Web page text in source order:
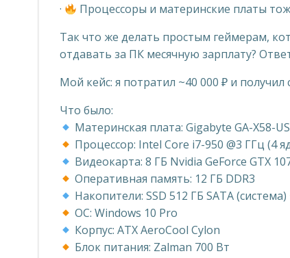
·
Процессоры и материнские платы
Так что же делать простым геймерам,
отдавать за ПК месячную зарплату?
Мой кейс: я потратил ~40 000 ₽ и получил
Что было:
Материнская плата: Gigabyte GA-X58-
Процессор: Intel Core i7-950 @3 ГГц (4
Видеокарта: 8 ГБ Nvidia GeForce GTX
Оперативная память: 12 ГБ DDR3
Накопители: SSD 512 ГБ SATA
ОС: Windows 10 Pro
Корпус: ATX AeroCool Cylon
Блок питания: Zalman 700 Вт